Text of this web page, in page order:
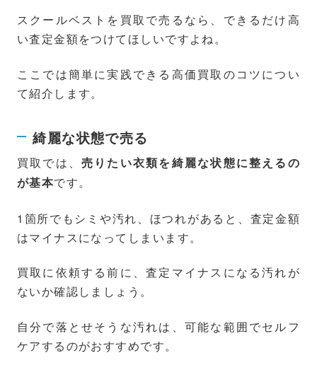
スクールベストを買取で売るなら、できるだけ高
い査定金額をつけてほしいですよね。
ここでは簡単に実践できる高価買取のコツについ
て紹介します。
綺麗な状態で売る
買取では、売りたい衣類を綺麗な状態に整えるの
が基本です。
1箇所でもシミや汚れ、ほつれがあると、査定金額
はマイナスになってしまいます。
買取に依頼する前に、査定マイナスになる汚れが
ないか確認しましょう。
自分で落とせそうな汚れは、可能な範囲でセルフ
ケアするのがおすすめです。